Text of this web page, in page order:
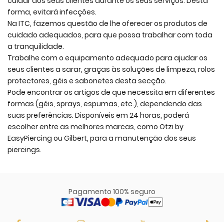
forma, evitará infecções.
Na ITC, fazemos questão de lhe oferecer os produtos de
cuidado adequados, para que possa trabalhar com toda
a tranquilidade.
Trabalhe com o equipamento adequado para ajudar os
seus clientes a sarar, graças às soluções de limpeza, rolos
protectores, géis e sabonetes desta secção.
Pode encontrar os artigos de que necessita em diferentes
formas (géis, sprays, espumas, etc.), dependendo das
suas preferências. Disponíveis em 24 horas, poderá
escolher entre as melhores marcas, como Otzi by
EasyPiercing ou Gilbert, para a manutenção dos seus
piercings.
Pagamento 100% seguro